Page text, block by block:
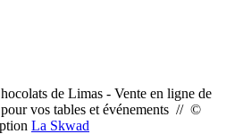
de Limas - Vente en ligne de
pour vos tables et événements // ©
La Skwad